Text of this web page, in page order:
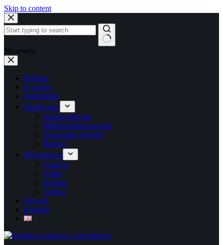
Skip to content
No results
Početna
O centru
Dokumenti
Istraživanje
Istraživački tim
Međunarodni projekti
Nacionalni projekti
Radovi
Preuzimanja
Galerija
Video
Brošure
Arhiva
Novosti
Kontakt